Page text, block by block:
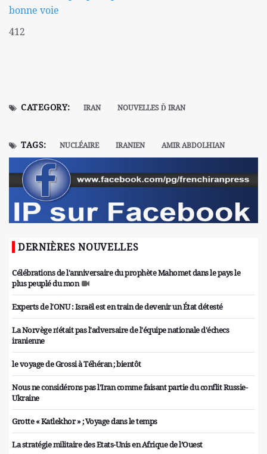
bonne voie
412
CATEGORY: IRAN NOUVELLES Ď IRAN
TAGS: NUCLÉAIRE IRANIEN AMIR ABDOLHIAN
DERNIÈRES NOUVELLES
Célébrations de l'anniversaire du prophète Mahomet dans le pays le
plus peuplé du mon
Experts de l'ONU : Israël est en train de devenir un État détesté
La Norvège n'était pas l'adversaire de l'équipe nationale d'échecs
iranienne
le voyage de Grossi à Téhéran ; bientôt
Nous ne considérons pas l'Iran comme faisant partie du conflit Russie-
Ukraine
Grotte « Katlekhor » ; Voyage dans le temps
La stratégie militaire des Etats-Unis en Afrique de l’Ouest